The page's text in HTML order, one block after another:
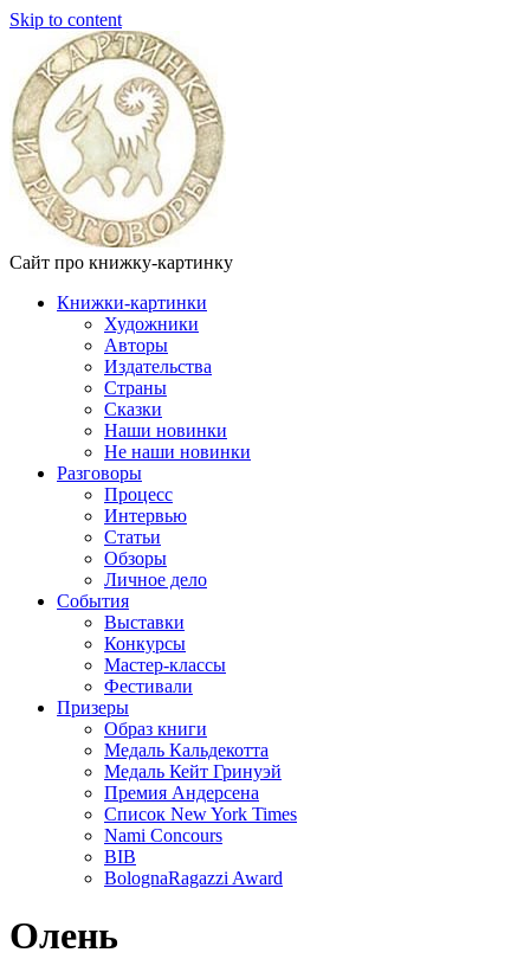
Skip to content
Сайт про книжку-картинку
Книжки-картинки
Художники
Авторы
Издательства
Страны
Сказки
Наши новинки
Не наши новинки
Разговоры
Процесс
Интервью
Статьи
Обзоры
Личное дело
События
Выставки
Конкурсы
Мастер-классы
Фестивали
Призеры
Образ книги
Медаль Кальдекотта
Медаль Кейт Гринуэй
Премия Андерсена
Список New York Times
Nami Concours
BIB
BolognaRagazzi Award
Олень